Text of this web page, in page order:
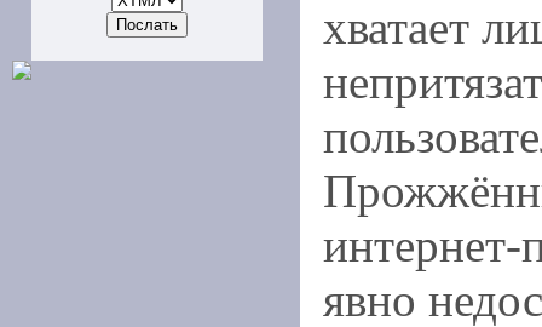
хватает
интернет-
явно